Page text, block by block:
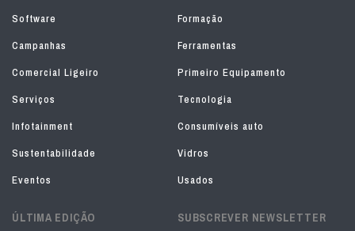
Software
Formação
Campanhas
Ferramentas
Comercial Ligeiro
Primeiro Equipamento
Serviços
Tecnologia
Infotainment
Consumíveis auto
Sustentabilidade
Vidros
Eventos
Usados
ÚLTIMA EDIÇÃO SUBSCREVER NEWSLETTER